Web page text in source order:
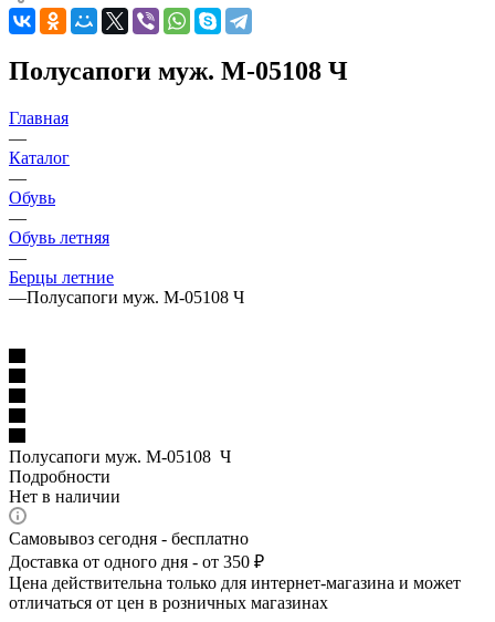
Полусапоги муж. М-05108 Ч
Главная
—
Каталог
—
Обувь
—
Обувь летняя
—
Берцы летние
—Полусапоги муж. М-05108 Ч
Полусапоги муж. М-05108 Ч
Подробности
Нет в наличии
Самовывоз сегодня - бесплатно
Доставка от одного дня - от 350 ₽
Цена действительна только для интернет-магазина и может
отличаться от цен в розничных магазинах